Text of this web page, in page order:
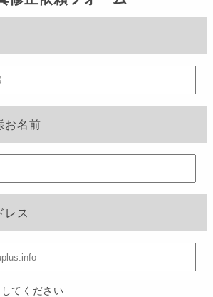
お名前
レス
てください